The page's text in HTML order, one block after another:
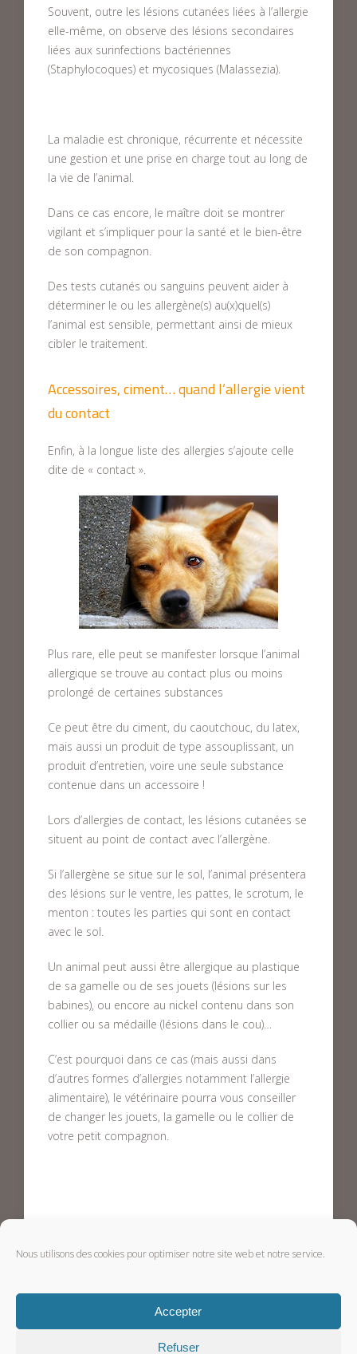
Nous utilisons des cookies pour optimiser notre site web et notre service.
Accepter
Refuser
Souvent, outre les lésions cutanées liées à l’allergie
elle-même, on observe des lésions secondaires
liées aux surinfections bactériennes
(Staphylocoques) et mycosiques (Malassezia).
La maladie est chronique, récurrente et nécessite
une gestion et une prise en charge tout au long de
la vie de l’animal.
Dans ce cas encore, le maître doit se montrer
vigilant et s’impliquer pour la santé et le bien-être
de son compagnon.
Des tests cutanés ou sanguins peuvent aider à
déterminer le ou les allergène(s) au(x)quel(s)
l’animal est sensible, permettant ainsi de mieux
cibler le traitement.
Accessoires, ciment… quand l’allergie vient
du contact
Enfin, à la longue liste des allergies s’ajoute celle
dite de « contact ».
Plus rare, elle peut se manifester lorsque l’animal
allergique se trouve au contact plus ou moins
prolongé de certaines substances
Ce peut être du ciment, du caoutchouc, du latex,
mais aussi un produit de type assouplissant, un
produit d’entretien, voire une seule substance
contenue dans un accessoire !
Lors d’allergies de contact, les lésions cutanées se
situent au point de contact avec l’allergène.
Si l’allergène se situe sur le sol, l’animal présentera
des lésions sur le ventre, les pattes, le scrotum, le
menton : toutes les parties qui sont en contact
avec le sol.
Un animal peut aussi être allergique au plastique
de sa gamelle ou de ses jouets (lésions sur les
babines), ou encore au nickel contenu dans son
collier ou sa médaille (lésions dans le cou)…
C’est pourquoi dans ce cas (mais aussi dans
d’autres formes d’allergies notamment l’allergie
alimentaire), le vétérinaire pourra vous conseiller
de changer les jouets, la gamelle ou le collier de
votre petit compagnon.
le spécialiste de l’assurance santé chien, chat et
Visitezsantevet.com